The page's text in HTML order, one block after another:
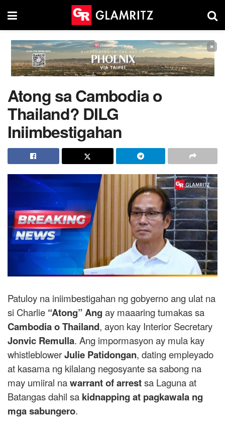
×
Atong sa Cambodia o
Thailand? DILG
Iniimbestigahan
Patuloy na iniimbestigahan ng gobyerno ang ulat na
si Charlie “Atong” Ang ay maaaring tumakas sa
Cambodia o Thailand, ayon kay Interior Secretary
Jonvic Remulla. Ang impormasyon ay mula kay
whistleblowerJulie Patidongan, dating empleyado
at kasama ng kilalang negosyante sa sabong na
may umiiral nawarrant of arrestsa Laguna at
Batangas dahil sa kidnapping at pagkawala ng
mga sabungero.